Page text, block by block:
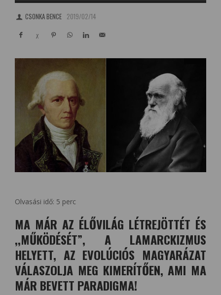
CSONKA BENCE 2019/02/14
Olvasási idő: 5 perc
MA MÁR AZ ÉLŐVILÁG LÉTREJÖTTÉT ÉS
,,MŰKÖDÉSÉT”, A LAMARCKIZMUS
HELYETT, AZ EVOLÚCIÓS MAGYARÁZAT
VÁLASZOLJA MEG KIMERÍTŐEN, AMI MA
MÁR BEVETT PARADIGMA!